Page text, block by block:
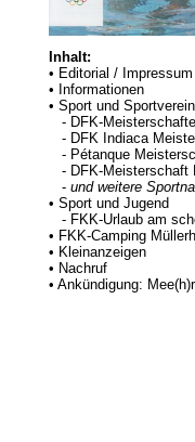
Inhalt:
• Editorial /
• Informationen
• Sport und
- DFK-
- DFK Indiaca
- Pétanque
- DFK-Meisterschaft
- und weitere
• Sport und Jugend
- FKK-Urlaub am
• FKK-Camping
• Kleinanzeigen
• Nachruf
• Ankündigung: